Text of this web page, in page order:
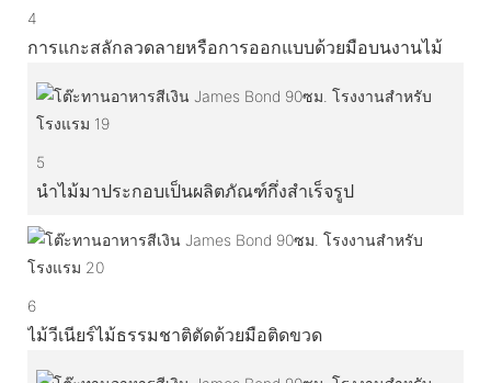
4
การแกะสลักลวดลายหรือการออกแบบด้วยมือบนงานไม้
5
นำไม้มาประกอบเป็นผลิตภัณฑ์กึ่งสำเร็จรูป
6
ไม้วีเนียร์ไม้ธรรมชาติตัดด้วยมือติดขวด